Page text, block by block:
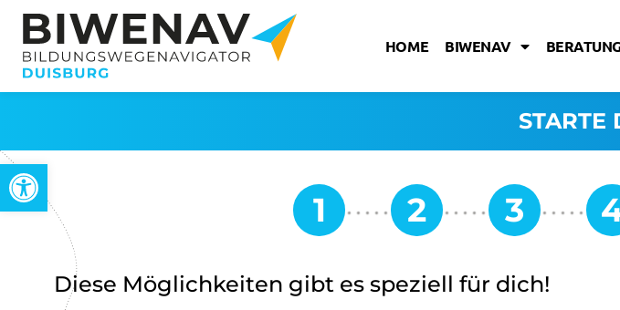
Werkzeugleiste öffnen
HOME BIWENAV
STARTE
Diese Möglichkeiten gibt es speziell für dich!